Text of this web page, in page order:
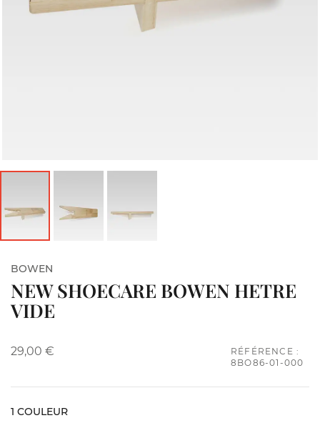
BOWEN
NEW SHOECARE BOWEN HETRE
VIDE
29,00 €
RÉFÉRENCE :
8BO86-01-000
1 COULEUR